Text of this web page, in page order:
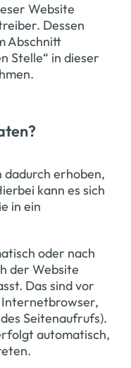
Website
Dessen
Abschnitt
Stelle“ in dieser
dadurch erhoben,
kann es sich
in ein
oder nach
der Website
Das sind vor
Internetbrowser,
Seitenaufrufs).
automatisch,